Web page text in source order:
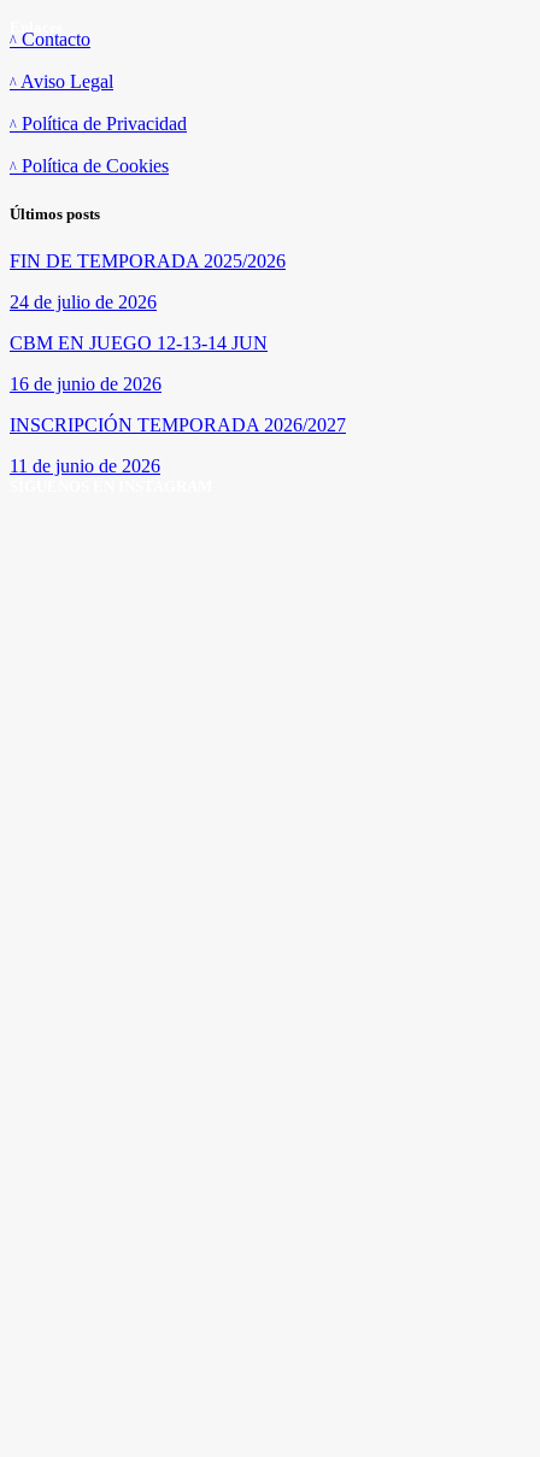
Contacto
Aviso Legal
Política de Privacidad
Política de Cookies
Últimos posts
FIN DE TEMPORADA 2025/2026
24 de julio de 2026
CBM EN JUEGO 12-13-14 JUN
16 de junio de 2026
INSCRIPCIÓN TEMPORADA 2026/2027
11 de junio de 2026